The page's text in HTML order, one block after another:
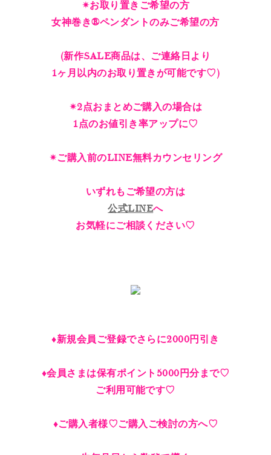
✴︎お取り置きご希望の方
女神巻き®︎ペンダントのみご希望の方
(新作SALE商品は、ご連絡日より
1ヶ月以内のお取り置きが可能です♡)
✴︎2点おまとめご購入の場合は
1点のお値引き率アップに♡
✴︎ご購入前のLINE無料カウンセリング
いずれもご希望の方は
公式LINEへ
お気軽にご相談ください♡
♦︎新規会員ご登録でさらに2000円引き
♦︎会員さまは保有ポイント5000円分まで♡
ご利用可能です♡
♦︎ご購入者様♡ご購入ご検討の方へ♡